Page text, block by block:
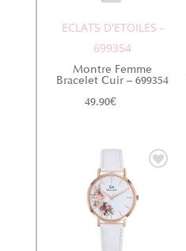
ECLATS D'ETOILES -
699354
Montre Femme
Bracelet Cuir – 699354
49.90€